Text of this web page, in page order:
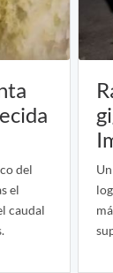
del
el
caudal